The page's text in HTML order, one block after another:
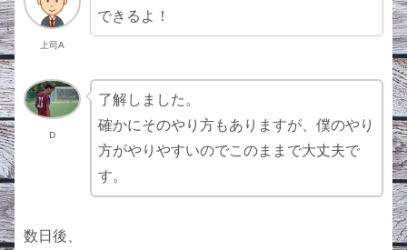
上司A
できるよ！
D
了解しました。
確かにそのやり方もありますが、僕のやり
方がやりやすいのでこのままで大丈夫で
す。
数日後、